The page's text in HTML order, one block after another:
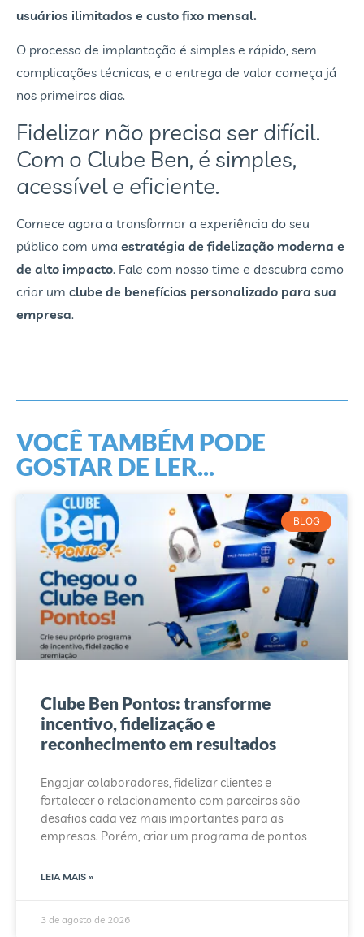
usuários ilimitados e custo fixo mensal.
O processo de implantação é simples e rápido, sem
complicações técnicas, e a entrega de valor começa já
nos primeiros dias.
Fidelizar não precisa ser difícil.
Com o Clube Ben, é simples,
acessível e eficiente.
Comece agora a transformar a experiência do seu
público com uma estratégia de fidelização moderna e
de alto impacto. Fale com nosso time e descubra como
criar um clube de benefícios personalizado para sua
empresa.
VOCÊ TAMBÉM PODE
GOSTAR DE LER...
BLOG
Clube Ben Pontos: transforme
incentivo, fidelização e
reconhecimento em resultados
Engajar colaboradores, fidelizar clientes e
fortalecer o relacionamento com parceiros são
desafios cada vez mais importantes para as
empresas. Porém, criar um programa de pontos
LEIA MAIS »
3 de agosto de 2026